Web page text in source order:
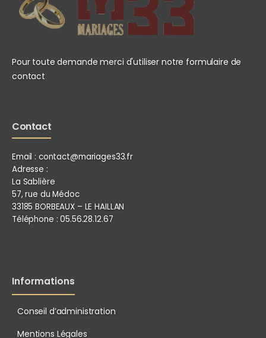
Pour toute demande merci d'utiliser notre formulaire de
contact
Contact
Email : contact@mariages33.fr
Adresse :
La Sablière
57, rue du Médoc
33185 BORBEAUX – LE HAILLAN
Téléphone : 05.56.28.12.67
Informations
Conseil d’administration
Mentions Légales